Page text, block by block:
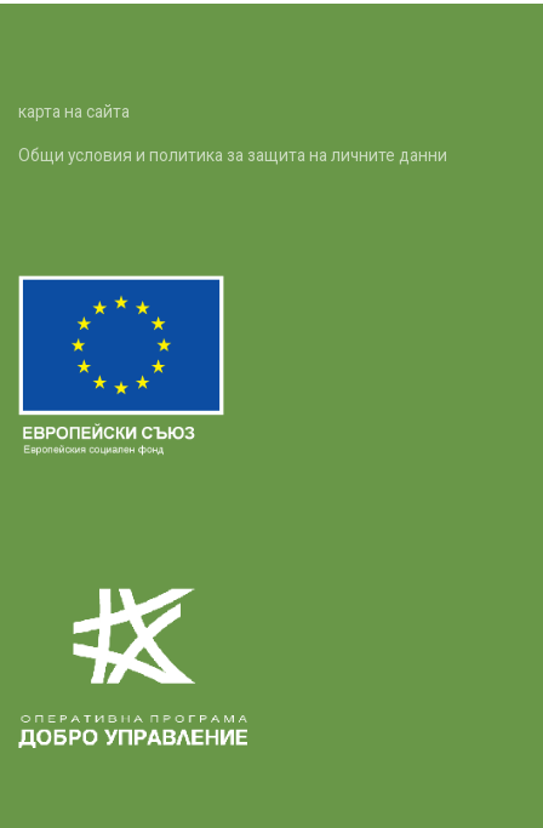
карта на сайта
Общи условия и политика за защита на личните данни